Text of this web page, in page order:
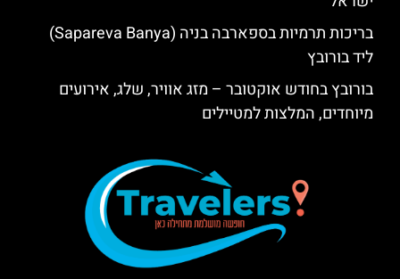
בריכות תרמיות בספארבה בניה (Sapareva Banya)
ליד בורובץ
בורובץ בחודש אוקטובר – מזג אוויר, שלג, אירועים
מיוחדים, המלצות למטיילים